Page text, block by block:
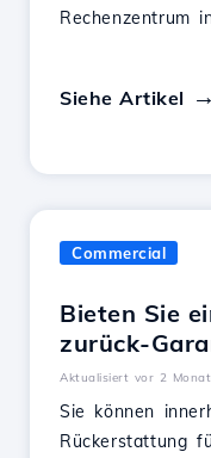
Rechenzentrum
Siehe Artikel
Commercial
Bieten Sie
zurück-
Aktualisiert vor 2
Sie können
Rückerstattung